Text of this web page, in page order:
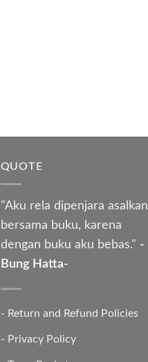
QUOTE
"Aku rela dipenjara asalkan
bersama buku, karena
dengan buku aku bebas." -
Bung Hatta-
- Return and Refund Policies
- Privacy Policy